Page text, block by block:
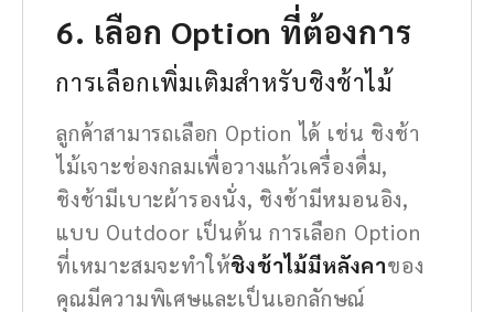
6. เลือก Option ที่ต้องการ
การเลือกเพิ่มเติมสำหรับชิงช้าไม้
ลูกค้าสามารถเลือก Option ได้ เช่น ชิงช้า
ไม้เจาะช่องกลมเพื่อวางแก้วเครื่องดื่ม,
ชิงช้ามีเบาะผ้ารองนั่ง, ชิงช้ามีหมอนอิง,
แบบ Outdoor เป็นต้น การเลือก Option
ที่เหมาะสมจะทำให้ชิงช้าไม้มีหลังคาของ
คุณมีความพิเศษและเป็นเอกลักษณ์